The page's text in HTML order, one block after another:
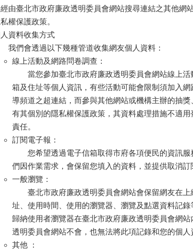
由臺北市政府廉政透明委員會網站搜尋連結之其他網
權保護政策。
資料收集方式
們會透過以下幾種管道收集網友個人資料：
線上活動及網路問卷調查：
當您參加臺北市政府廉政透明委員會網站線上活
箱及住址等個人資訊，有些活動可能會限制須加入
導頻道之超連結，而參與其他網站或機構主辦的抽
有其個別的隱私權保護政策，其資料處理措施不適
責任。
訂閱電子報：
您希望透過電子信箱取得市府各項便民的資訊服
們因作業需求，會保留您填入的資料，並提供取消訂
一般瀏覽：
臺北市政府廉政透明委員會網站會保留網友在上
址、使用時間、使用的瀏覽器、瀏覽及點選資料記
歸納使用者瀏覽器在臺北市政府廉政透明委員會網
透明委員會網站不會，也無法將此項記錄和您的個人
其他 ：